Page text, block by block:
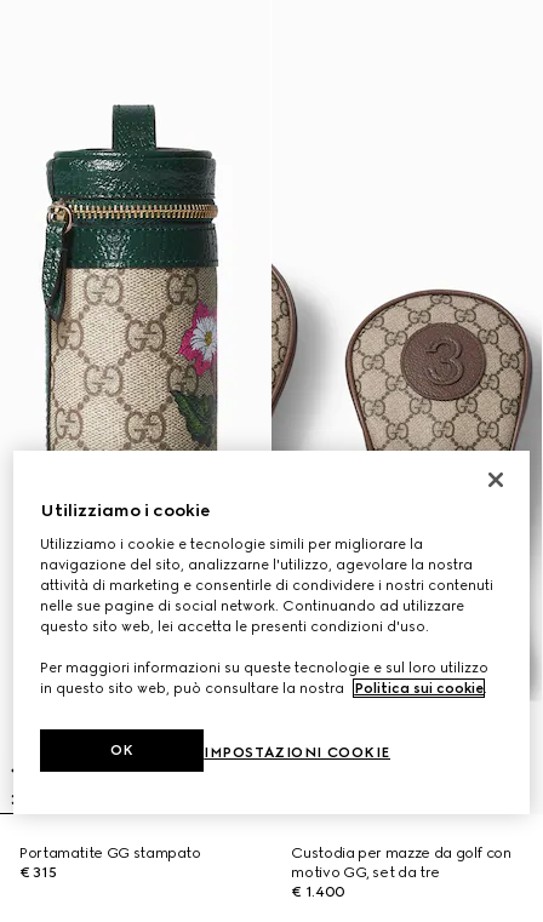
Portamatite GG stampato
€ 315
Custodia per mazze da golf con
motivo GG, set da tre
€ 1.400
Utilizziamo i cookie
Utilizziamo i cookie e tecnologie simili per migliorare la
navigazione del sito, analizzarne l'utilizzo, agevolare la nostra
attività di marketing e consentirle di condividere i nostri contenuti
nelle sue pagine di social network. Continuando ad utilizzare
questo sito web, lei accetta le presenti condizioni d'uso.
Per maggiori informazioni su queste tecnologie e sul loro utilizzo
in questo sito web, può consultare la nostra
Politica sui cookie.
IMPOSTAZIONI COOKIE
OK